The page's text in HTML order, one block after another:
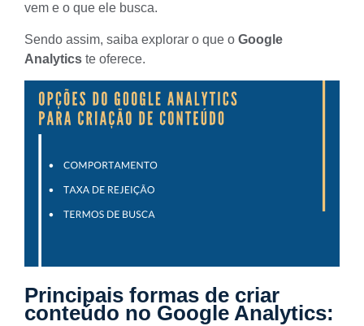
vem e o que ele busca.
Sendo assim, saiba explorar o que o Google
Analytics te oferece.
Principais formas de criar
conteúdo no Google Analytics: